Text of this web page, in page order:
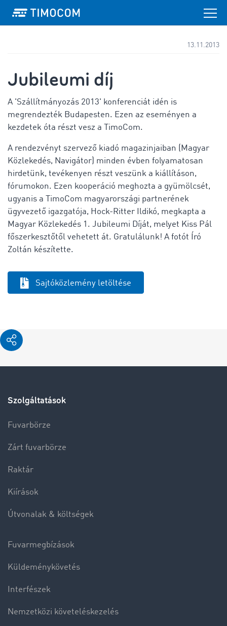
13.11.2013
Jubileumi díj
A 'Szállítmányozás 2013' konferenciát idén is
megrendezték Budapesten. Ezen az eseményen a
kezdetek óta részt vesz a TimoCom.
A rendezvényt szervező kiadó magazinjaiban (Magyar
Közlekedés, Navigátor) minden évben folyamatosan
hirdetünk, tevékenyen részt veszünk a kiállításon,
fórumokon. Ezen kooperáció meghozta a gyümölcsét,
ugyanis a TimoCom magyarországi partnerének
ügyvezető igazgatója, Hock-Ritter Ildikó, megkapta a
Magyar Közlekedés 1. Jubileumi Díját, melyet Kiss Pál
főszerkesztőtől vehetett át. Gratulálunk! A fotót Író
Zoltán készítette.
Sajtóközlemény letöltése
Szolgáltatások
Fuvarbörze
Zárt fuvarbörze
Raktár
Kiírások
Útvonalak & költségek
Fuvarmegbízások
Küldeménykövetés
Interfészek
Nemzetközi követeléskezelés